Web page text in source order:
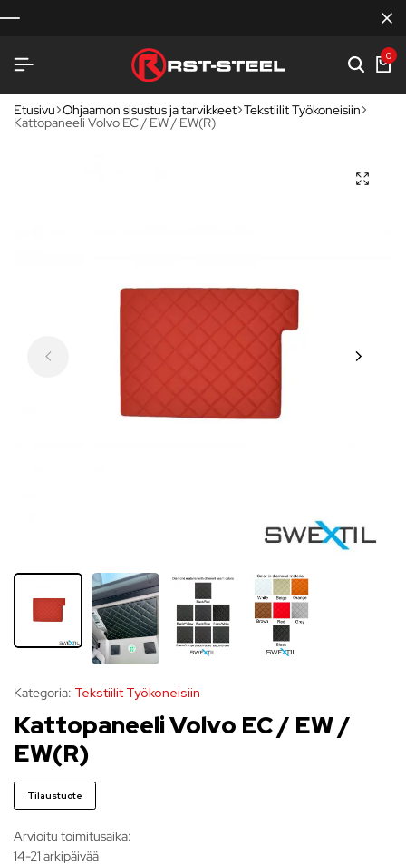
0
Etusivu Ohjaamon sisustus ja tarvikkeet Tekstiilit Työkoneisiin
Kattopaneeli Volvo EC / EW / EW(R)
Kategoria: Tekstiilit Työkoneisiin
Kattopaneeli Volvo EC / EW /
EW(R)
Tilaustuote
Arvioitu toimitusaika:
14-21 arkipäivää